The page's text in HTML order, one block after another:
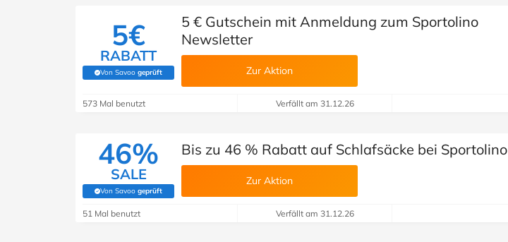
5€
RABATT
Von Savoo geprüft
(Von Savoo geprüft)
5 € Gutschein mit Anmeldung zum Sportolino
Newsletter
Zur Aktion
573 Mal benutzt Verfällt am 31.12.26
46%
SALE
Von Savoo geprüft
(Von Savoo geprüft)
Bis zu 46 % Rabatt auf Schlafsäcke bei Sportolino
Zur Aktion
51 Mal benutzt Verfällt am 31.12.26